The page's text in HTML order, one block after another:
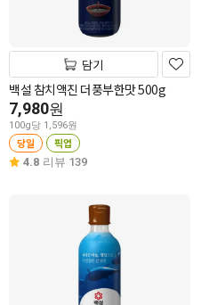
담기
백설 참치액진 더풍부한맛 500g
7,980원
100g당 1,596원
당일 픽업
4.8 리뷰 139